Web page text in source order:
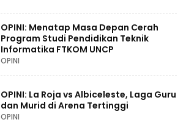
OPINI: Menatap Masa Depan Cerah
Program Studi Pendidikan Teknik
Informatika FTKOM UNCP
OPINI
OPINI: La Roja vs Albiceleste, Laga Guru
dan Murid di Arena Tertinggi
OPINI